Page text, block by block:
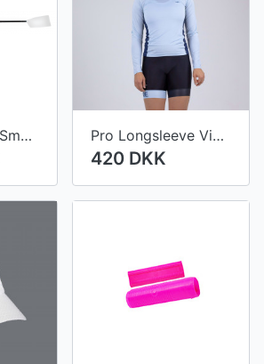
M47 ARROW - Small diameter shaft Pro Longsleeve Vienna Women
420 DKK